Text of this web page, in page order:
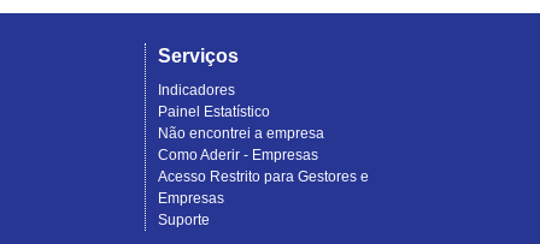
Serviços
Indicadores
Painel Estatístico
Não encontrei a empresa
Como Aderir - Empresas
Acesso Restrito para Gestores e
Empresas
Suporte